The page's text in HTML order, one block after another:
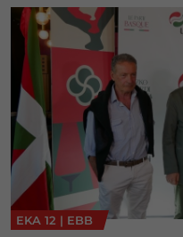
EKA 12 | EBB